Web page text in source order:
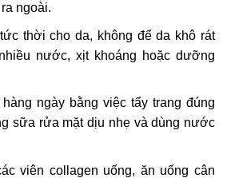
ngoài.
thời cho da, không để da khô rát
nước, xịt khoáng hoặc dưỡng
hàng ngày bằng việc tẩy trang đúng
sữa rửa mặt dịu nhẹ và dùng nước
viên collagen uống, ăn uống cân